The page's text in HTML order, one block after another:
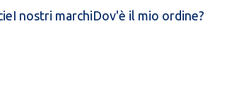
I nostri marchiDov'è il mio ordine?